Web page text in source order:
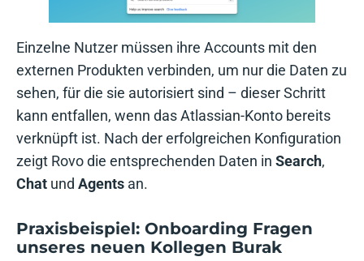
Einzelne Nutzer müssen ihre Accounts mit den
externen Produkten verbinden, um nur die Daten zu
sehen, für die sie autorisiert sind – dieser Schritt
kann entfallen, wenn das Atlassian-Konto bereits
verknüpft ist. Nach der erfolgreichen Konfiguration
zeigt Rovo die entsprechenden Daten in Search,
Chat und Agents an.
Praxisbeispiel: Onboarding Fragen
unseres neuen Kollegen Burak